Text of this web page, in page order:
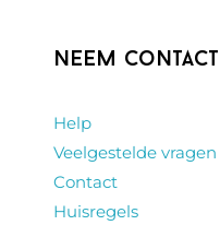
Neem
Help
Veelgestelde vragen
Contact
Huisregels